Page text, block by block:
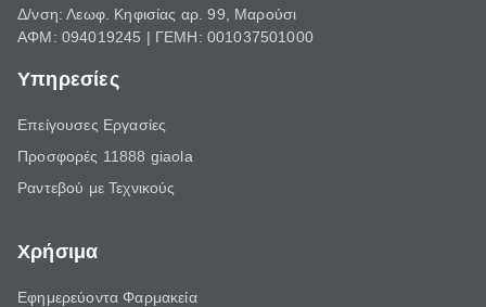
Δ/νση: Λεωφ. Κηφισίας αρ. 99, Μαρούσι
ΑΦΜ: 094019245 | ΓΕΜΗ: 001037501000
Υπηρεσίες
Επείγουσες Εργασίες
Προσφορές 11888 giaola
Ραντεβού με Τεχνικούς
Χρήσιμα
Εφημερεύοντα Φαρμακεία